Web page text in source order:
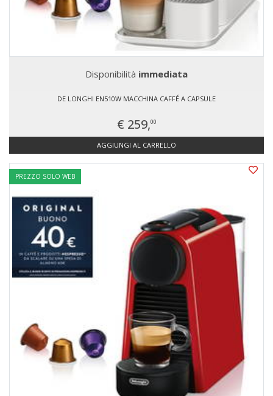
Disponibilità immediata
DE LONGHI EN510W MACCHINA CAFFÉ A CAPSULE
€ 259,00
AGGIUNGI AL CARRELLO
PREZZO SOLO WEB